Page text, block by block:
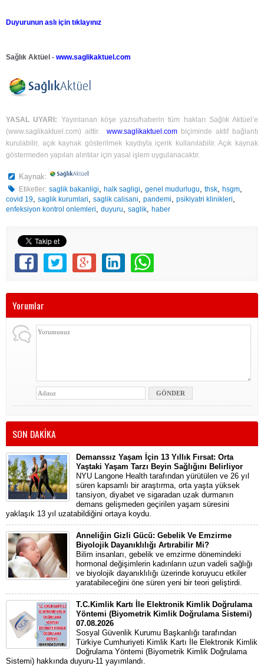
Duyurunun aslı için tıklayınız
Sağlık Aktüel - www.saglikaktuel.com
YASAL UYARI: Yayınlanan köşe yazısı/haberin tüm hakları Sağlık Aktüel’e
(www.saglikaktuel.com) aittir. www.saglikaktuel.com biçiminde aktif bağlantı
kurulabilir, açık kaynak gösterilmek kaydıyla içerik kullanılabilir. Açık kaynak
göstermeden yapılan alıntılar için yasal işlem uygulanacaktır.
Kaynak:
Etiketler: saglik bakanligi,halk sagligi,genel mudurlugu,thsk,hsgm,
covid 19, saglik kurumlari, saglik calisani, pandemi, psikiyatri klinikleri,
enfeksiyon kontrol onlemleri, duyuru, saglik, haber
Yorumlar
SON DAKİKA
Demanssız Yaşam İçin 13 Yıllık Fırsat: Orta
Yaştaki Yaşam Tarzı Beyin Sağlığını Belirliyor
NYU Langone Health tarafından yürütülen ve 26 yıl
süren kapsamlı bir araştırma, orta yaşta yüksek
tansiyon, diyabet ve sigaradan uzak durmanın
demans gelişmeden geçirilen yaşam süresini
yaklaşık 13 yıl uzatabildiğini ortaya koydu.
Anneliğin Gizli Gücü: Gebelik Ve Emzirme
Biyolojik Dayanıklılığı Artırabilir Mi?
Bilim insanları, gebelik ve emzirme dönemindeki
hormonal değişimlerin kadınların uzun vadeli sağlığı
ve biyolojik dayanıklılığı üzerinde koruyucu etkiler
yaratabileceğini öne süren yeni bir teori geliştirdi.
T.C.Kimlik Kartı İle Elektronik Kimlik Doğrulama
Yöntemi (Biyometrik Kimlik Doğrulama Sistemi)
07.08.2026
Sosyal Güvenlik Kurumu Başkanlığı tarafından
Türkiye Cumhuriyeti Kimlik Kartı İle Elektronik Kimlik
Doğrulama Yöntemi (Biyometrik Kimlik Doğrulama
Sistemi) hakkında duyuru-11 yayımlandı.